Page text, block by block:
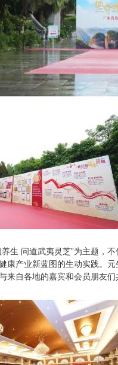
问道武夷灵芝”为主题，不
康产业新蓝图的生动实践。
来自各地的嘉宾和会员朋友们